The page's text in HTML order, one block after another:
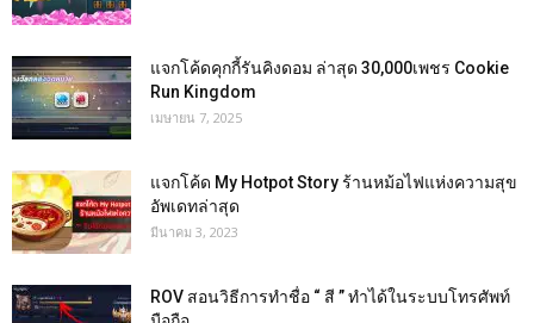
แจกโค้ดคุกกี้รันคิงดอม ล่าสุด 30,000เพชร Cookie
Run Kingdom
เมษายน 7, 2025
แจกโค้ด My Hotpot Story ร้านหม้อไฟแห่งความสุข
อัพเดทล่าสุด
มีนาคม 3, 2023
ROV สอนวิธีการทำชื่อ “ สี ” ทำได้ในระบบโทรศัพท์